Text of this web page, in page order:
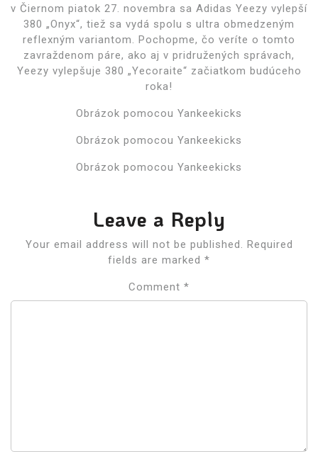
v Čiernom piatok 27. novembra sa Adidas Yeezy vylepší
380 „Onyx“, tiež sa vydá spolu s ultra obmedzeným
reflexným variantom. Pochopme, čo veríte o tomto
zavraždenom páre, ako aj v pridružených správach,
Yeezy vylepšuje 380 „Yecoraite“ začiatkom budúceho
roka!
Obrázok pomocou Yankeekicks
Obrázok pomocou Yankeekicks
Obrázok pomocou Yankeekicks
Leave a Reply
Your email address will not be published.
Required
fields are marked *
Comment *